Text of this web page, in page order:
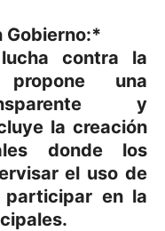
Gobierno:*
contra la
propone una
y
la creación
donde los
el uso de
participar en la